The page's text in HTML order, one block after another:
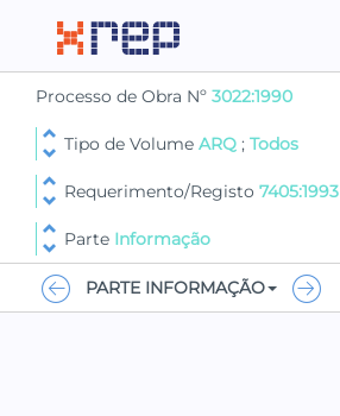
Processo de Obra Nº 3022:1990
Tipo de Volume ARQ ; Todos
Requerimento/Registo 7405:1993
Parte Informação
PARTE INFORMAÇÃO